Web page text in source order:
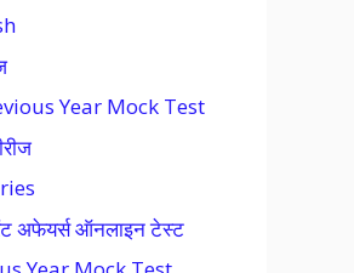
Year Mock Test
अफेयर्स ऑनलाइन टेस्ट